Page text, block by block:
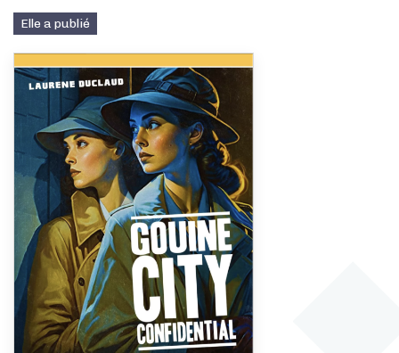
Elle a publié